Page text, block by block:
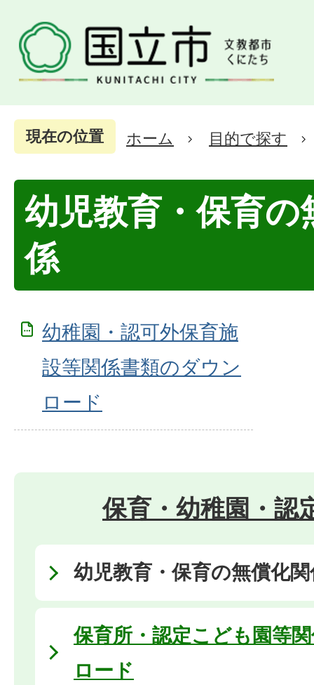
現在の位置 ホーム 目的で探す
幼児教育・保育の
係
幼稚園・認可外保育施
設等関係書類のダウン
ロード
保育・幼稚園・認
幼児教育・保育の無償化関
保育所・認定こども園等
ロード